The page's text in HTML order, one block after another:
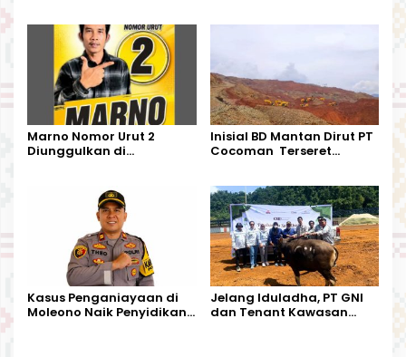
Kecamatan Petbar
Marno Nomor Urut 2
Diunggulkan di
Harapan Warga
Inisial BD Mantan Dirut PT
Cocoman Terseret
Kalimantan Barat
Kasus Penganiayaan di
Moleono Naik Penyidikan,
Jelang Iduladha, PT GNI
dan Tenant Kawasan